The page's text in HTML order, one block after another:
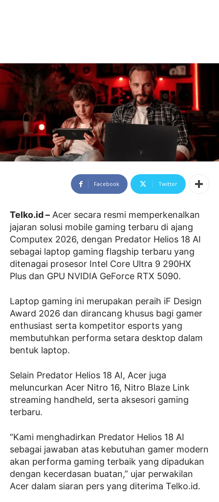
Facebook Twitter
Telko.id – Acer secara resmi memperkenalkan
jajaran solusi mobile gaming terbaru di ajang
Computex 2026, dengan Predator Helios 18 AI
sebagai laptop gaming flagship terbaru yang
ditenagai prosesor Intel Core Ultra 9 290HX
Plus dan GPU NVIDIA GeForce RTX 5090.
Laptop gaming ini merupakan peraih iF Design
Award 2026 dan dirancang khusus bagi gamer
enthusiast serta kompetitor esports yang
membutuhkan performa setara desktop dalam
bentuk laptop.
Selain Predator Helios 18 AI, Acer juga
meluncurkan Acer Nitro 16, Nitro Blaze Link
streaming handheld, serta aksesori gaming
terbaru.
“Kami menghadirkan Predator Helios 18 AI
sebagai jawaban atas kebutuhan gamer modern
akan performa gaming terbaik yang dipadukan
dengan kecerdasan buatan,” ujar perwakilan
Acer dalam siaran pers yang diterima Telko.id.